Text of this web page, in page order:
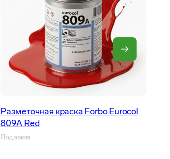
Разметочная краска Forbo Eurocol
809A Red
Под заказ